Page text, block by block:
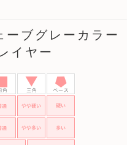
ーブグレーカラー
イヤー